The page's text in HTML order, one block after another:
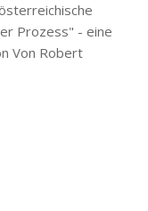
Prozess" - eine
Von Robert